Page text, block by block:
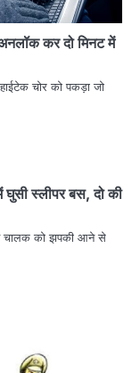
कर दो मिनट में
चोर को पकड़ा जो
स्लीपर बस, दो की
चालक को झपकी आने से